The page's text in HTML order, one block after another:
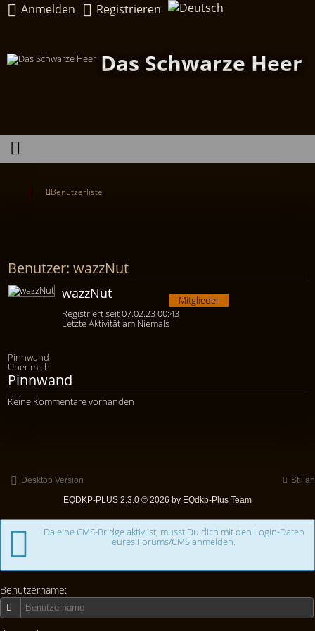
Anmelden Registrieren
Das Schwarze Heer
Benutzerliste
Benutzer: wazzNut
wazzNut
Mitglieder
Registriert seit 07.02.23 00:43
Letzte Aktivität am Niemals
Pinnwand
Über mich
Pinnwand
Keine Kommentare vorhanden
Desktop Version
Stil
EQDKP-PLUS 2.3.0 © 2026 by EQdkp-Plus Team
Da eine CMS-Bridge aktiv ist, musst Du dich mit den Login-Daten
eures Forums/CMS anmelden.
Benutzername: